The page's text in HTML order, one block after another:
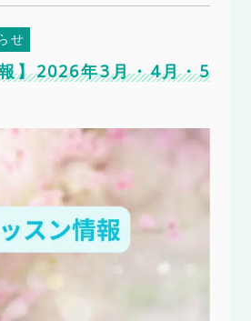
せ
】2026年3月・4月・5